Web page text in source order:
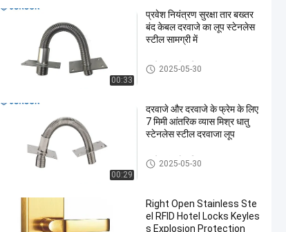
00:33
प्रवेश नियंत्रण सुरक्षा तार बख्तर
बंद केबल दरवाजे का लूप स्टेनलेस
स्टील सामग्री में
एक्सेस कंट्रोल किट
2025-05-30
00:29
दरवाजे और दरवाजे के फ्रेम के लिए
7 मिमी आंतरिक व्यास मिश्र धातु
स्टेनलेस स्टील दरवाजा लूप
एक्सेस कंट्रोल किट
2025-05-30
Right Open Stainless Ste
el RFID Hotel Locks Keyles
s Explosion Protection